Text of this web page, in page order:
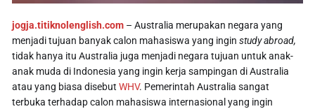
jogja.titiknolenglish.com – Australia merupakan negara yang
menjadi tujuan banyak calon mahasiswa yang inginstudy abroad,
tidak hanya itu Australia juga menjadi negara tujuan untuk anak-
anak muda di Indonesia yang ingin kerja sampingan di Australia
atau yang biasa disebutWHV. Pemerintah Australia sangat
terbuka terhadap calon mahasiswa internasional yang ingin